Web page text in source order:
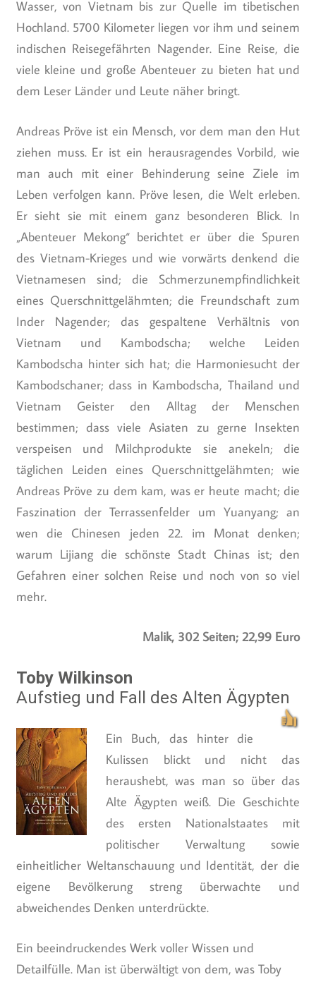
Wasser, von Vietnam bis zur Quelle im tibetischen
Hochland. 5700 Kilometer liegen vor ihm und seinem
indischen Reisegefährten Nagender. Eine Reise, die
viele kleine und große Abenteuer zu bieten hat und
dem Leser Länder und Leute näher bringt.
Andreas Pröve ist ein Mensch, vor dem man den Hut
ziehen muss. Er ist ein herausragendes Vorbild, wie
man auch mit einer Behinderung seine Ziele im
Leben verfolgen kann. Pröve lesen, die Welt erleben.
Er sieht sie mit einem ganz besonderen Blick. In
„Abenteuer Mekong“ berichtet er über die Spuren
des Vietnam-Krieges und wie vorwärts denkend die
Vietnamesen sind; die Schmerzunempfindlichkeit
eines Querschnittgelähmten; die Freundschaft zum
Inder Nagender; das gespaltene Verhältnis von
Vietnam und Kambodscha; welche Leiden
Kambodscha hinter sich hat; die Harmoniesucht der
Kambodschaner; dass in Kambodscha, Thailand und
Vietnam Geister den Alltag der Menschen
bestimmen; dass viele Asiaten zu gerne Insekten
verspeisen und Milchprodukte sie anekeln; die
täglichen Leiden eines Querschnittgelähmten; wie
Andreas Pröve zu dem kam, was er heute macht; die
Faszination der Terrassenfelder um Yuanyang; an
wen die Chinesen jeden 22. im Monat denken;
warum Lijiang die schönste Stadt Chinas ist; den
Gefahren einer solchen Reise und noch von so viel
mehr.
Malik, 302 Seiten; 22,99 Euro
Toby Wilkinson
Aufstieg und Fall des Alten Ägypten
Ein Buch, das hinter die
Kulissen blickt und nicht das
heraushebt, was man so über das
Alte Ägypten weiß. Die Geschichte
des ersten Nationalstaates mit
politischer Verwaltung sowie
einheitlicher Weltanschauung und Identität, der die
eigene Bevölkerung streng überwachte und
abweichendes Denken unterdrückte.
Ein beeindruckendes Werk voller Wissen und
Detailfülle. Man ist überwältigt von dem, was Toby